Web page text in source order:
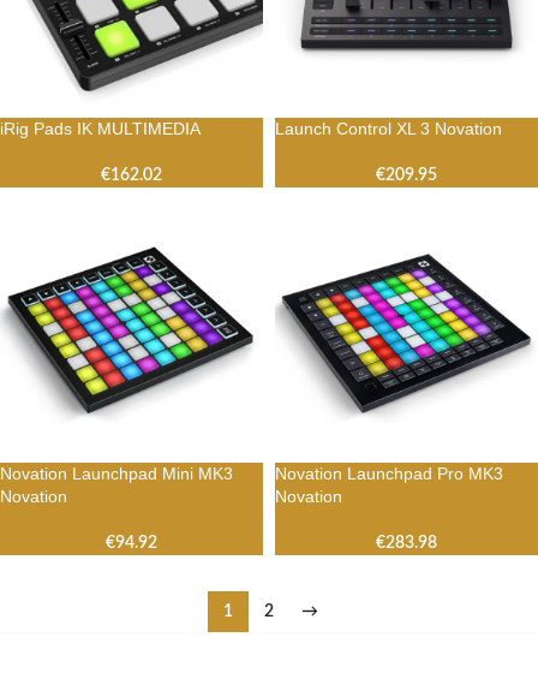
iRig Pads IK MULTIMEDIA
€162.02
Launch Control XL 3 Novation
€209.95
Novation Launchpad Mini MK3
Novation
€94.92
Novation Launchpad Pro MK3
Novation
€283.98
1 2 →